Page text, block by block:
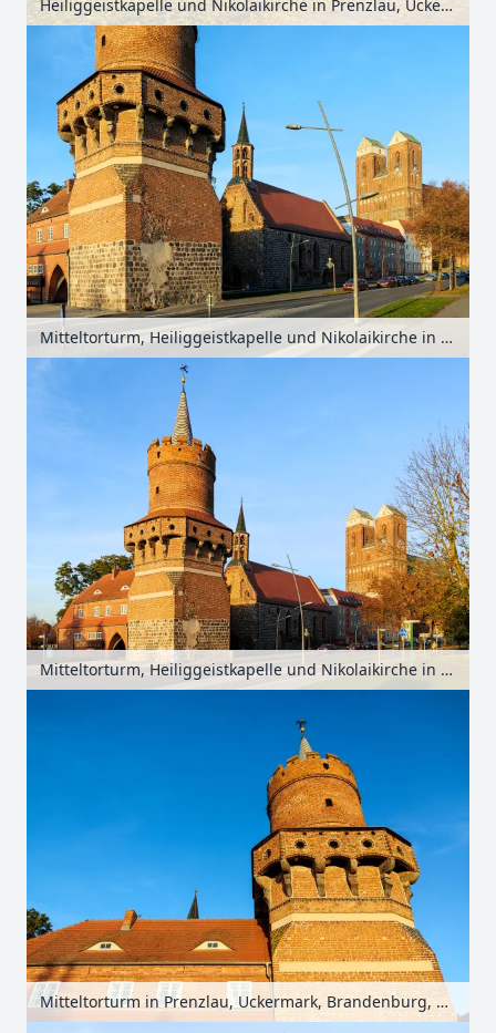
Heiliggeistkapelle und Nikolaikirche in Prenzlau, Uckermark, Brandenburg, Deutschland
Mitteltorturm, Heiliggeistkapelle und Nikolaikirche in Prenzlau, Uckermark, Brandenburg, Deutschland
Mitteltorturm, Heiliggeistkapelle und Nikolaikirche in Prenzlau, Uckermark, Brandenburg, Deutschland
Mitteltorturm in Prenzlau, Uckermark, Brandenburg, Deutschland